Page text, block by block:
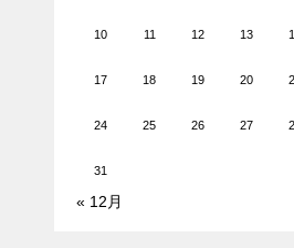
10 11 12 13
17 18 19 20
24 25 26 27
31
« 12月